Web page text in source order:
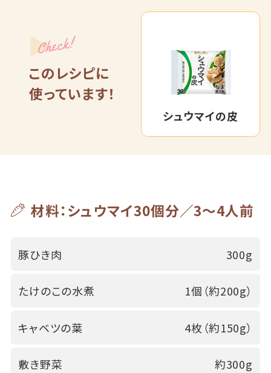
Check!
このレシピに
使っています！
シュウマイの皮
材料：シュウマイ30個分／3～4人前
豚ひき肉 300g
たけのこの水煮 1個（約200g）
キャベツの葉 4枚（約150g）
敷き野菜
約300g